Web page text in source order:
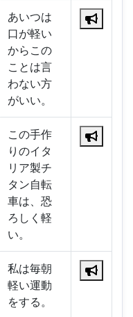
あいつは
口が軽い
からこの
ことは言
わない方
がいい。
この手作
りのイタ
リア製チ
タン自転
車は、恐
ろしく軽
い。
私は毎朝
軽い運動
をする。